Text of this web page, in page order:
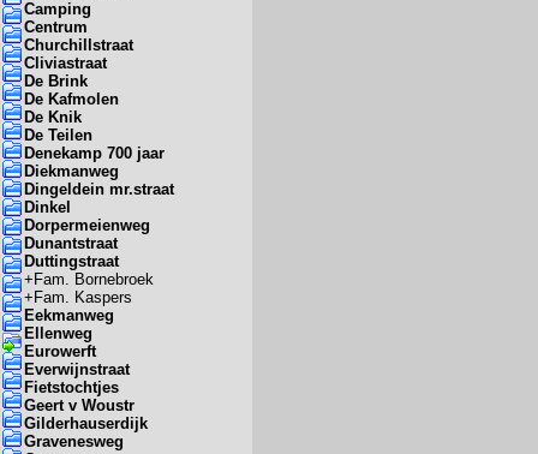
Camping
Centrum
Churchillstraat
Cliviastraat
De Brink
De Kafmolen
De Knik
De Teilen
Denekamp 700 jaar
Diekmanweg
Dingeldein mr.straat
Dinkel
Dorpermeienweg
Dunantstraat
Duttingstraat
+ Fam. Bornebroek
+ Fam. Kaspers
Eekmanweg
Ellenweg
Eurowerft
Everwijnstraat
Fietstochtjes
Geert v Woustr
Gilderhauserdijk
Gravenesweg